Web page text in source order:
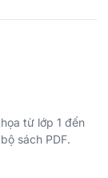
từ lớp 1 đến
sách PDF.